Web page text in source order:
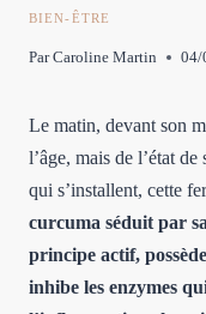
BIEN-ÊTRE
Par Caroline Martin 04/
Le matin, devant son
l’âge, mais de l’état
qui s’installent, cette
curcuma séduit par
principe actif,
inhibe les enzymes